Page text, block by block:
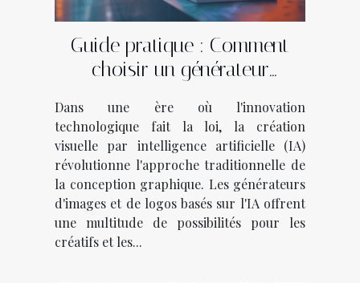
Guide pratique : Comment
choisir un générateur
l'IA
Dans une ère où l'innovation
technologique fait la loi, la création
visuelle par intelligence artificielle (IA)
révolutionne l'approche traditionnelle de
la conception graphique. Les générateurs
d'images et de logos basés sur l'IA offrent
une multitude de possibilités pour les
créatifs et les...